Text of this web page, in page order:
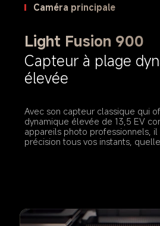
Caméra principale
Light Fusion 900
Capteur à plage
élevée
Avec son capteur classique qui
dynamique élevée de 13,5 EV
appareils photo professionnels,
précision tous vos instants,